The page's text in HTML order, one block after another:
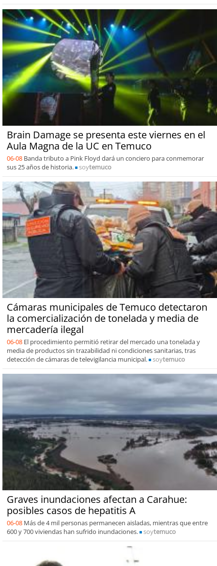
Brain Damage se presenta este viernes en el
Aula Magna de la UC en Temuco
06-08 Banda tributo a Pink Floyd dará un conciero para conmemorar
sus 25 años de historia.
soytemuco
Cámaras municipales de Temuco detectaron
la comercialización de tonelada y media de
mercadería ilegal
06-08 El procedimiento permitió retirar del mercado una tonelada y
media de productos sin trazabilidad ni condiciones sanitarias, tras
detección de cámaras de televigilancia municipal.
soytemuco
Graves inundaciones afectan a Carahue:
posibles casos de hepatitis A
06-08 Más de 4 mil personas permanecen aisladas, mientras que entre
600 y 700 viviendas han sufrido inundaciones.
soytemuco